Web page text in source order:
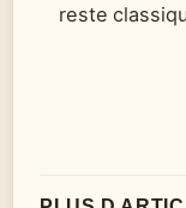
reste